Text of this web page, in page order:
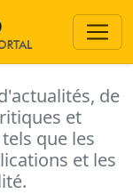
de
et
que les
et les